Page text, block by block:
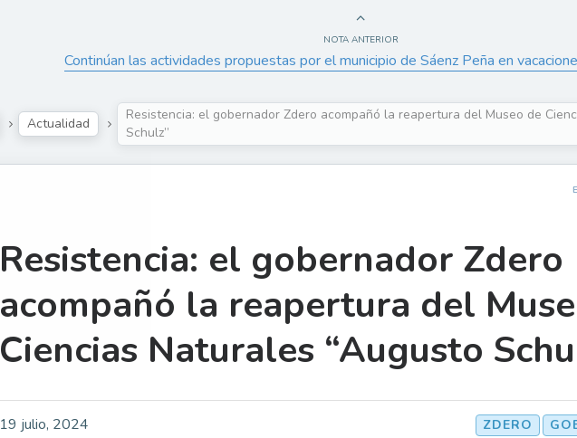
NOTA ANTERIOR
Continúan las actividades propuestas por el municipio de Sáenz Peña en
Actualidad
Resistencia: el gobernador Zdero acompañó la reapertura del Museo de
Schulz”
Resistencia: el gobernador Zdero
acompañó la reapertura del
Ciencias Naturales “Augusto
19 julio, 2024
ZDERO